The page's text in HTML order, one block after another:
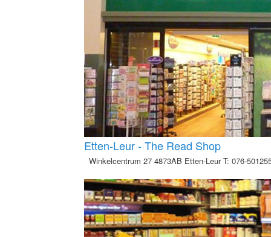
Etten-Leur - The Read Shop
Winkelcentrum 27 4873AB Etten-Leur T: 076-